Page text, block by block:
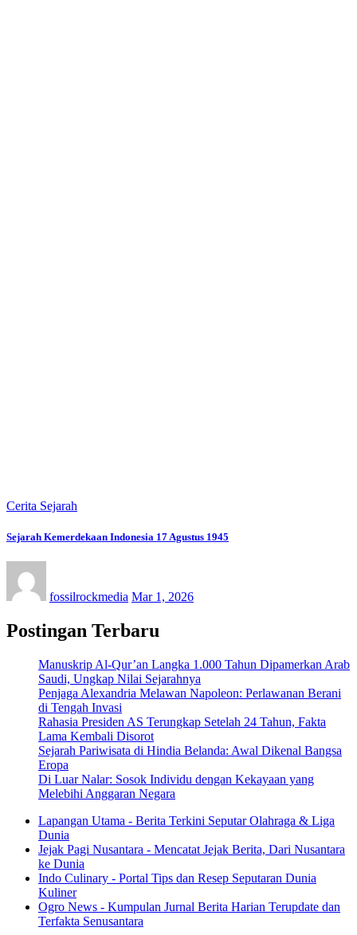
Cerita Sejarah
Sejarah Kemerdekaan Indonesia 17 Agustus 1945
fossilrockmedia Mar 1, 2026
Postingan Terbaru
Manuskrip Al-Qur’an Langka 1.000 Tahun Dipamerkan Arab
Saudi, Ungkap Nilai Sejarahnya
Penjaga Alexandria Melawan Napoleon: Perlawanan Berani
di Tengah Invasi
Rahasia Presiden AS Terungkap Setelah 24 Tahun, Fakta
Lama Kembali Disorot
Sejarah Pariwisata di Hindia Belanda: Awal Dikenal Bangsa
Eropa
Di Luar Nalar: Sosok Individu dengan Kekayaan yang
Melebihi Anggaran Negara
Lapangan Utama - Berita Terkini Seputar Olahraga & Liga
Dunia
Jejak Pagi Nusantara - Mencatat Jejak Berita, Dari Nusantara
ke Dunia
Indo Culinary - Portal Tips dan Resep Seputaran Dunia
Kuliner
Ogro News - Kumpulan Jurnal Berita Harian Terupdate dan
Terfakta Senusantara